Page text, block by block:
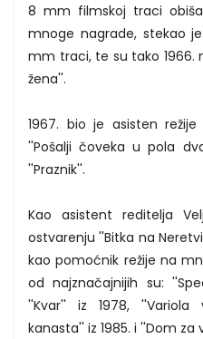
8 mm filmskoj traci
mnoge nagrade, stekao
mm traci, te su tako 1966.
žena''.
1967. bio je asisten
''Pošalji čoveka u pola
''Praznik''.
Kao asistent reditelja
ostvarenju ''Bitka na
kao pomoćnik režije na
od najznačajnijih su:
''Kvar'' iz 1978, ''Variola
kanasta'' iz 1985. i ''Dom za